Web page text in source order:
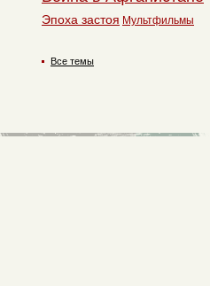
Эпоха застоя Мультфильмы
Все темы